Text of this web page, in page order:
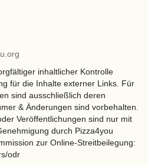
inhaltlicher Kontrolle
für die Inhalte externer Links. Für
sind ausschließlich deren
& Änderungen sind vorbehalten.
Veröffentlichungen sind nur mit
durch Pizza4you
zur Online-Streitbeilegung:
odr